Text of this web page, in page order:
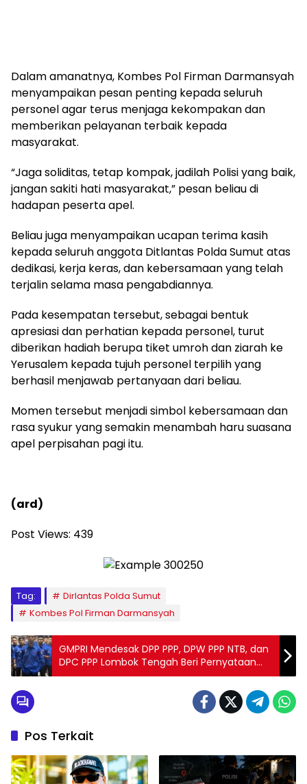
Dalam amanatnya, Kombes Pol Firman Darmansyah
menyampaikan pesan penting kepada seluruh
personel agar terus menjaga kekompakan dan
memberikan pelayanan terbaik kepada
masyarakat.
“Jaga soliditas, tetap kompak, jadilah Polisi yang baik,
jangan sakiti hati masyarakat,” pesan beliau di
hadapan peserta apel.
Beliau juga menyampaikan ucapan terima kasih
kepada seluruh anggota Ditlantas Polda Sumut atas
dedikasi, kerja keras, dan kebersamaan yang telah
terjalin selama masa pengabdiannya.
Pada kesempatan tersebut, sebagai bentuk
apresiasi dan perhatian kepada personel, turut
diberikan hadiah berupa tiket umroh dan ziarah ke
Yerusalem kepada tujuh personel terpilih yang
berhasil menjawab pertanyaan dari beliau.
Momen tersebut menjadi simbol kebersamaan dan
rasa syukur yang semakin menambah haru suasana
apel perpisahan pagi itu.
(ard)
Post Views: 439
Tag:
Dirlantas Polda Sumut
Kombes Pol Firman Darmansyah
GMPRI Mendesak DPP PPP, DPW PPP NTB, dan
DPC PPP Lombok Tengah Beri Pernyataan
Resmi atas Dugaan Persoalan Administratif
dalam Proses PAW DPRD Lombok Tengah
Pos Terkait